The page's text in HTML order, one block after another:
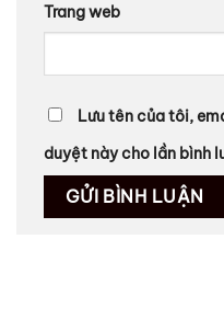
Trang web
Lưu tên của tôi,
duyệt này cho lần bình